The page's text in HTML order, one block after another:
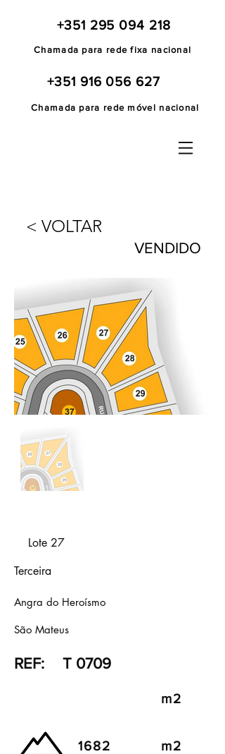
+351 295 094 218
Chamada para rede fixa nacional
+351 916 056 627
Chamada para rede móvel nacional
< VOLTAR
VENDIDO
Lote 27
Terceira
Angra do Heroísmo
São Mateus
REF: T 0709
m2
1682 m2